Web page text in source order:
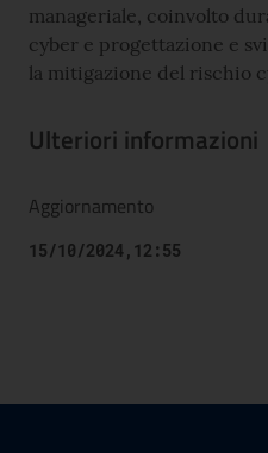
manageriale, coinvolto
cyber e progettazione e
la mitigazione del rischio
Ulteriori informazioni
Aggiornamento
15/10/2024,12:55